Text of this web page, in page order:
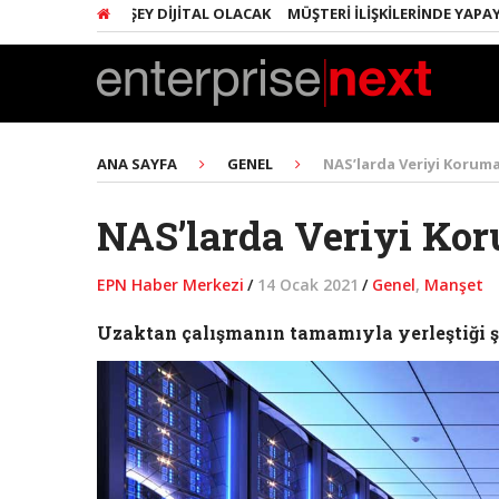
HER ŞEY DIJITAL OLACAK MÜŞTERI İLIŞKILERINDE YAPAY
ANA SAYFA GENEL NAS’larda Veriyi
NAS’larda Veriyi
EPN Haber Merkezi / 14 Ocak 2021 / Genel, Manşet
Uzaktan çalışmanın tamamıyla